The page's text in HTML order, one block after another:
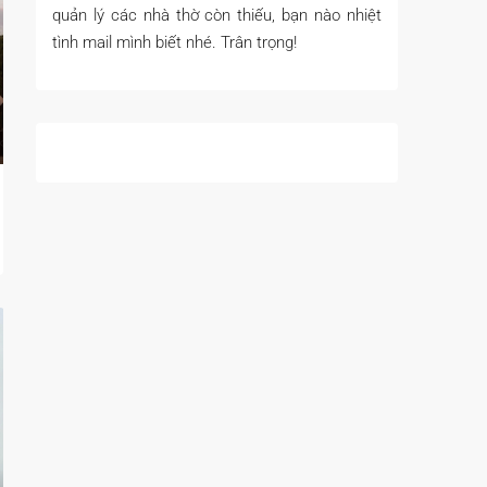
quản lý các nhà thờ còn thiếu, bạn nào nhiệt
tình mail mình biết nhé. Trân trọng!